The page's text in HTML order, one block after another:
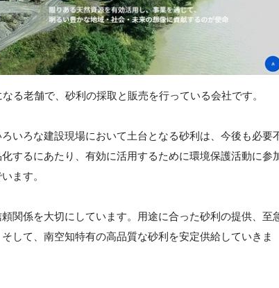
る老舗で、砂利の採取と販売を行っている会社です。
いろな建設現場において土台となる砂利は、今後も必要
するにあたり、有効に活用するために環境保護活動に参
ます。
関係を大切にしています。用途に合った砂利の提供、至
して、南空知特有の高品質な砂利を安定供給していきま